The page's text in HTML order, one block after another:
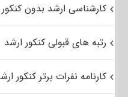
کارشناسی ارشد بدون کنکور
رتبه های قبولی کنکور ارشد
کارنامه نفرات برتر کنکور